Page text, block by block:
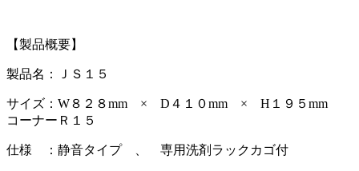
【製品概要】
製品名：ＪＳ１５
サイズ：W８２８mm × D４１０mm × H１９５mm
コーナーＲ１５
仕様 ：静音タイプ 、 専用洗剤ラックカゴ付